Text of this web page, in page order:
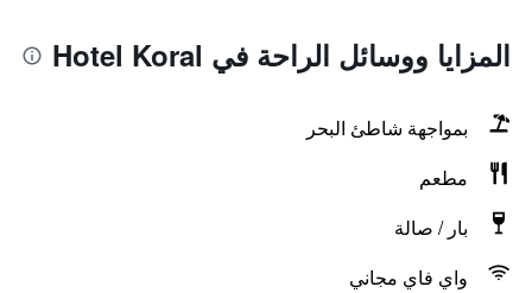
المزايا ووسائل الراحة في Hotel Koral
بمواجهة شاطئ البحر
مطعم
بار / صالة
واي فاي مجاني